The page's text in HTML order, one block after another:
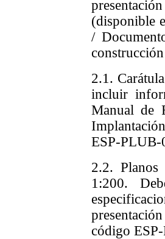
(disponible
/
2.1.
incluir
Manual de
ESP-PLUB-
2.2. Planos
1:200.
código